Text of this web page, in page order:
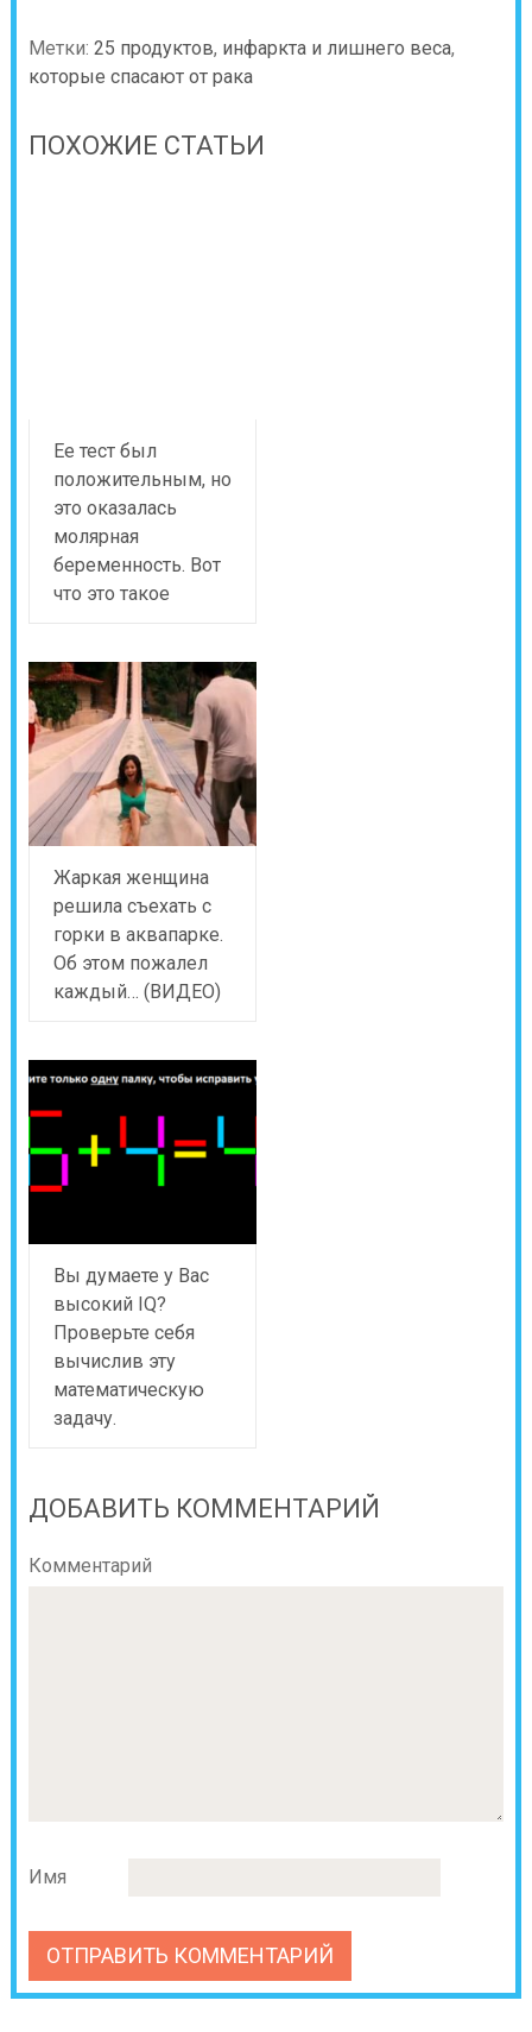
Метки: 25 продуктов, инфаркта и лишнего веса,
которые спасают от рака
ПОХОЖИЕ СТАТЬИ
Ее тест был
положительным, но
это оказалась
молярная
беременность. Вот
что это такое
Жаркая женщина
решила съехать с
горки в аквапарке.
Об этом пожалел
каждый… (ВИДЕО)
Вы думаете у Вас
высокий IQ?
Проверьте себя
вычислив эту
математическую
задачу.
ДОБАВИТЬ КОММЕНТАРИЙ
Комментарий
Имя